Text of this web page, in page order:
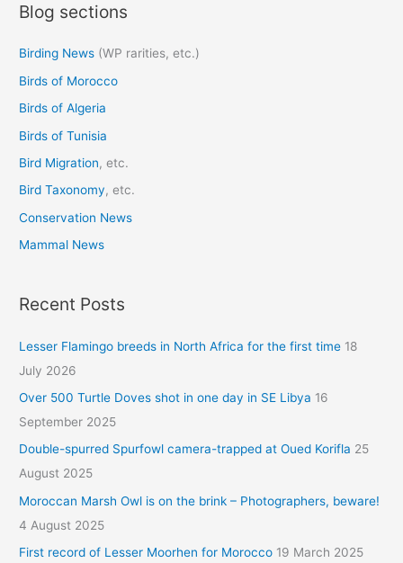
r
h
f
o
r
:
Blog sections
Birding News (WP rarities, etc.)
Birds of Morocco
Birds of Algeria
Birds of Tunisia
Bird Migration, etc.
Bird Taxonomy, etc.
Conservation News
Mammal News
Recent Posts
Lesser Flamingo breeds in North Africa for the first time 18
July 2026
Over 500 Turtle Doves shot in one day in SE Libya 16
September 2025
Double-spurred Spurfowl camera-trapped at Oued Korifla 25
August 2025
Moroccan Marsh Owl is on the brink – Photographers, beware!
4 August 2025
First record of Lesser Moorhen for Morocco 19 March 2025